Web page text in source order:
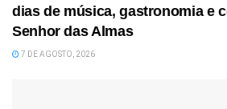
dias de música, gastronomia e
Senhor das Almas
7 DE AGOSTO, 2026